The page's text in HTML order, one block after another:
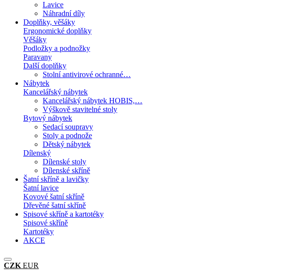
Lavice
Náhradní díly
Doplňky, věšáky
Ergonomické doplňky
Věšáky
Podložky a podnožky
Paravany
Další doplňky
Stolní antivirové ochranné…
Nábytek
Kancelářský nábytek
Kancelářský nábytek HOBIS,…
Výškově stavitelné stoly
Bytový nábytek
Sedací soupravy
Stoly a podnože
Dětský nábytek
Dílenský
Dílenské stoly
Dílenské skříně
Šatní skříně a lavičky
Šatní lavice
Kovové šatní skříně
Dřevěné šatní skříně
Spisové skříně a kartotéky
Spisové skříně
Kartotéky
AKCE
CZK EUR